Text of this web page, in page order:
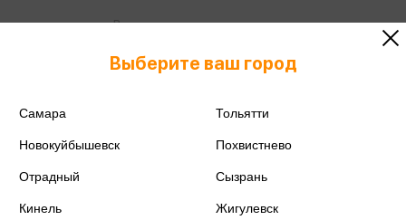
978-5-392-42846-5
Все книги этого издательства
Выберите ваш город
Самара Тольятти
Новокуйбышевск Похвистнево
Отрадный Сызрань
Кинель Жигулевск